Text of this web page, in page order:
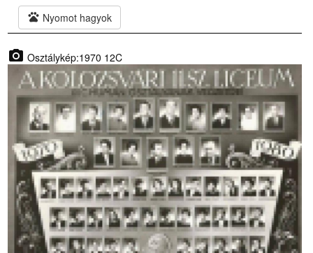
pets Nyomot hagyok
photo_camera Osztálykép:1970 12C